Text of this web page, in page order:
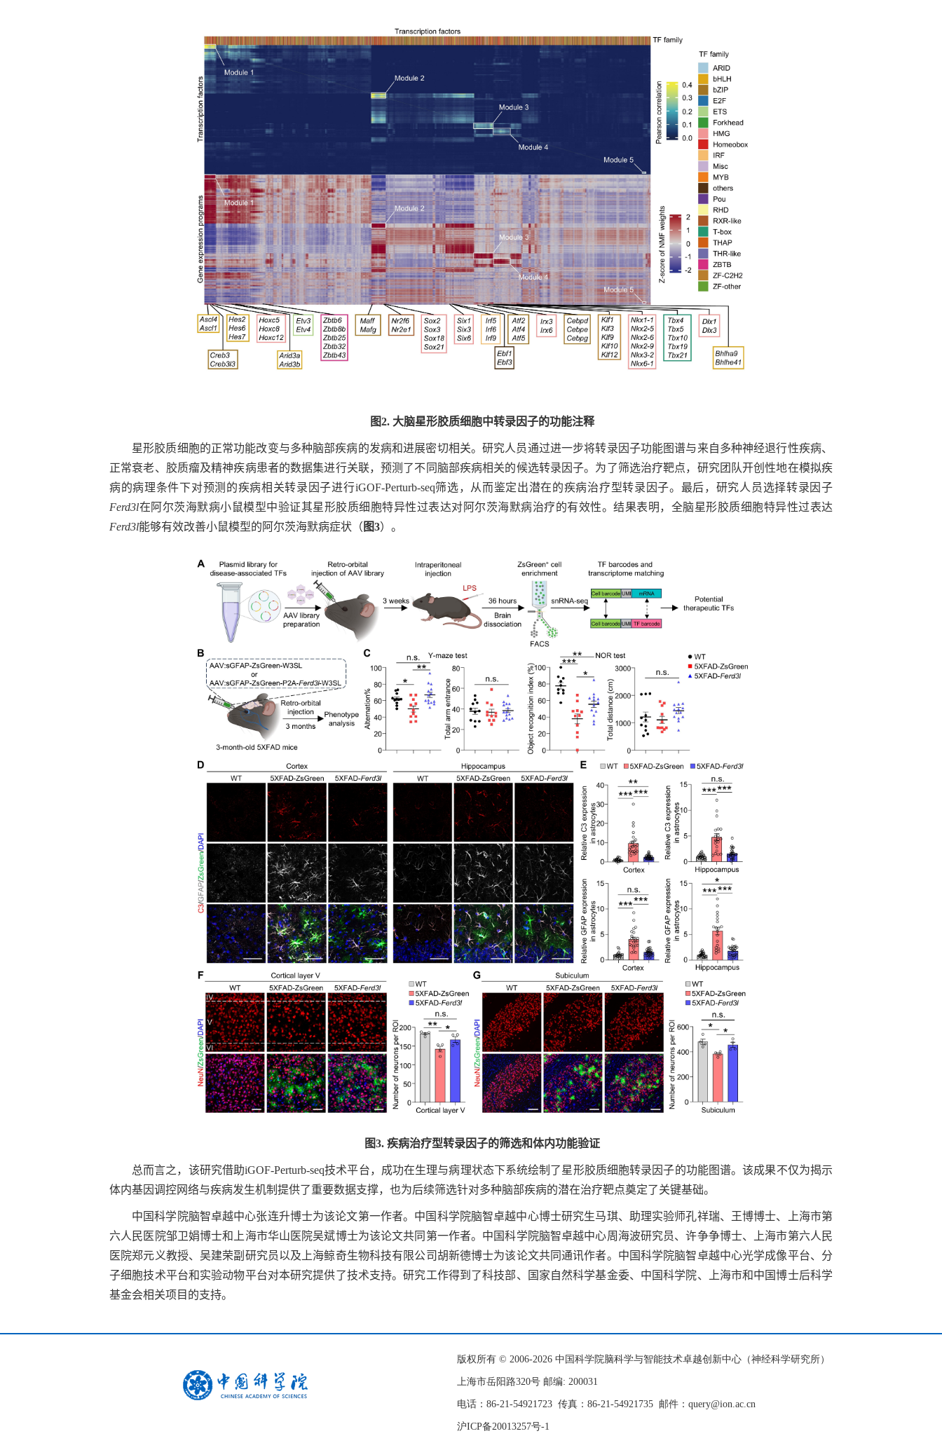
图2. 大脑星形胶质细胞中转录因子的功能注释
星形胶质细胞的正常功能改变与多种脑部疾病的发病和进展密切相关。研究人员通过进一步将转录因子功能图谱与来自多种神经退行性疾病、
正常衰老、胶质瘤及精神疾病患者的数据集进行关联，预测了不同脑部疾病相关的候选转录因子。为了筛选治疗靶点，研究团队开创性地在模拟疾
病的病理条件下对预测的疾病相关转录因子进行iGOF-Perturb-seq筛选，从而鉴定出潜在的疾病治疗型转录因子。最后，研究人员选择转录因子
Ferd3l在阿尔茨海默病小鼠模型中验证其星形胶质细胞特异性过表达对阿尔茨海默病治疗的有效性。结果表明，全脑星形胶质细胞特异性过表达
Ferd3l能够有效改善小鼠模型的阿尔茨海默病症状（ 图3）。
图3. 疾病治疗型转录因子的筛选和体内功能验证
总而言之，该研究借助iGOF-Perturb-seq技术平台，成功在生理与病理状态下系统绘制了星形胶质细胞转录因子的功能图谱。该成果不仅为揭示
体内基因调控网络与疾病发生机制提供了重要数据支撑，也为后续筛选针对多种脑部疾病的潜在治疗靶点奠定了关键基础。
中国科学院脑智卓越中心张连升博士为该论文第一作者。中国科学院脑智卓越中心博士研究生马琪、助理实验师孔祥瑞、王博博士、上海市第
六人民医院邹卫娟博士和上海市华山医院吴斌博士为该论文共同第一作者。中国科学院脑智卓越中心周海波研究员、许争争博士、上海市第六人民
医院郑元义教授、吴建荣副研究员以及上海鲸奇生物科技有限公司胡新德博士为该论文共同通讯作者。中国科学院脑智卓越中心光学成像平台、分
子细胞技术平台和实验动物平台对本研究提供了技术支持。研究工作得到了科技部、国家自然科学基金委、中国科学院、上海市和中国博士后科学
基金会相关项目的支持。
版权所有 © 2006-2026 中国科学院脑科学与智能技术卓越创新中心（神经科学研究所）
上海市岳阳路320号 邮编: 200031
电话：86-21-54921723 传真：86-21-54921735 邮件：query@ion.ac.cn
沪ICP备20013257号-1